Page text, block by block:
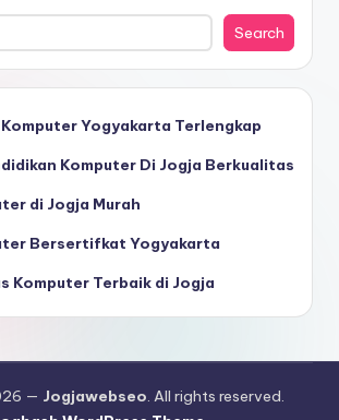
Search
Yogyakarta Terlengkap
Komputer Di Jogja Berkualitas
di Jogja Murah
Bersertifkat Yogyakarta
Komputer Terbaik di Jogja
— Jogjawebseo. All rights reserved.